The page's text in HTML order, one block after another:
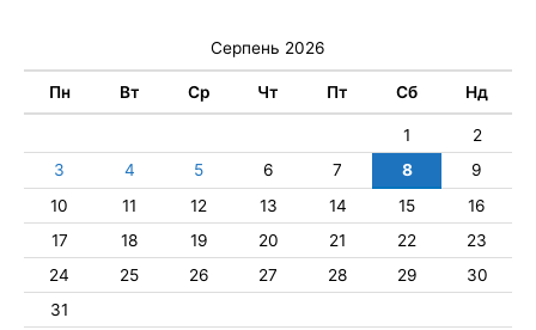
Серпень 2026
Пн Вт Ср Чт Пт Сб Нд
1
2
3
4 5 6 7 8
9
10
11 12 13 14 15
16
17
18 19 20 21 22
23
24
25 26 27 28 29
30
31